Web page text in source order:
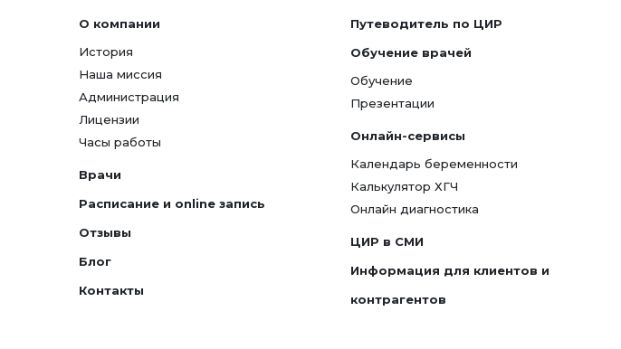
О компании
История
Наша миссия
Администрация
Лицензии
Часы работы
Врачи
Расписание и online запись
Отзывы
Блог
Контакты
Путеводитель по ЦИР
Обучение врачей
Обучение
Презентации
Онлайн-сервисы
Календарь беременности
Калькулятор ХГЧ
Онлайн диагностика
ЦИР в СМИ
Информация для клиентов и
контрагентов